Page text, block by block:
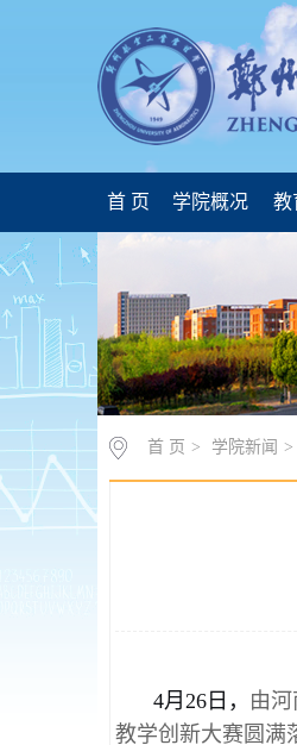
首 页 学院概况 教
首 页 > 学院新闻
4月26日， 由
教学创新大赛圆满